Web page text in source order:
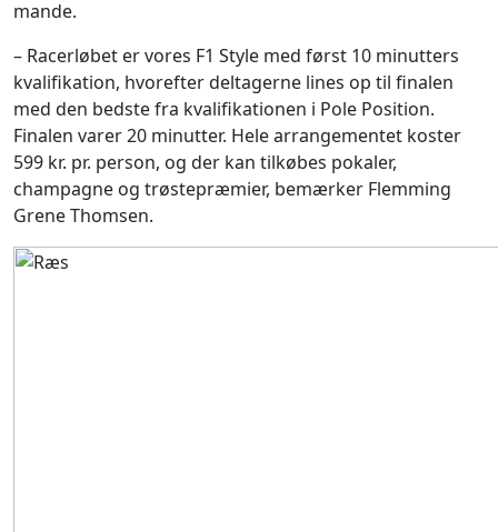
mande.
– Racerløbet er vores F1 Style med først 10 minutters
kvalifikation, hvorefter deltagerne lines op til finalen
med den bedste fra kvalifikationen i Pole Position.
Finalen varer 20 minutter. Hele arrangementet koster
599 kr. pr. person, og der kan tilkøbes pokaler,
champagne og trøstepræmier, bemærker Flemming
Grene Thomsen.